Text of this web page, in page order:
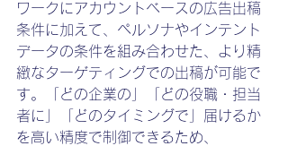
ワークにアカウントベースの広告出稿
条件に加えて、ペルソナやインテント
データの条件を組み合わせた、より精
緻なターゲティングでの出稿が可能で
す。「どの企業の」「どの役職・担当
者に」「どのタイミングで」届けるか
を高い精度で制御できるため、